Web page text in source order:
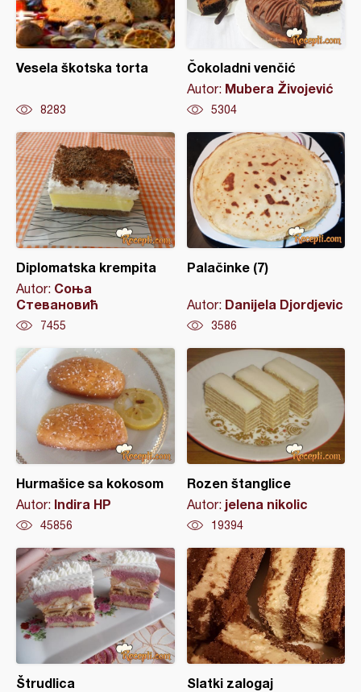
Vesela škotska torta
8283
Čokoladni venčić
Autor: Mubera Živojević
5304
Diplomatska krempita
Autor: Соња
Стевановић
7455
Palačinke (7)
Autor: Danijela Djordjevic
3586
Hurmašice sa kokosom
Autor: Indira HP
45856
Rozen štanglice
Autor: jelena nikolic
19394
Štrudlica Slatki zalogaj